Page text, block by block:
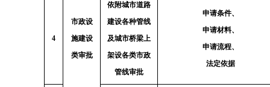
市政设
施建设
类审批
4
依附城市道路
建设各种管线
及城市桥梁上
架设各类市政
管线审批
申请条件、
申请材料、
申请流程、
法定依据